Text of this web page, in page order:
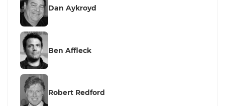
Dan Aykroyd
Ben Affleck
Robert Redford